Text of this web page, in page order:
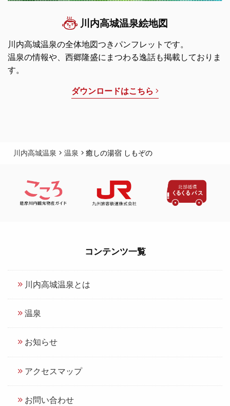
川内高城温泉絵地図
川内高城温泉の全体地図つきパンフレットです。
温泉の情報や、西郷隆盛にまつわる逸話も掲載しておりま
す。
ダウンロードはこちら
川内高城温泉 温泉 癒しの湯宿 しもぞの
コンテンツ一覧
川内高城温泉とは
温泉
お知らせ
アクセスマップ
お問い合わせ